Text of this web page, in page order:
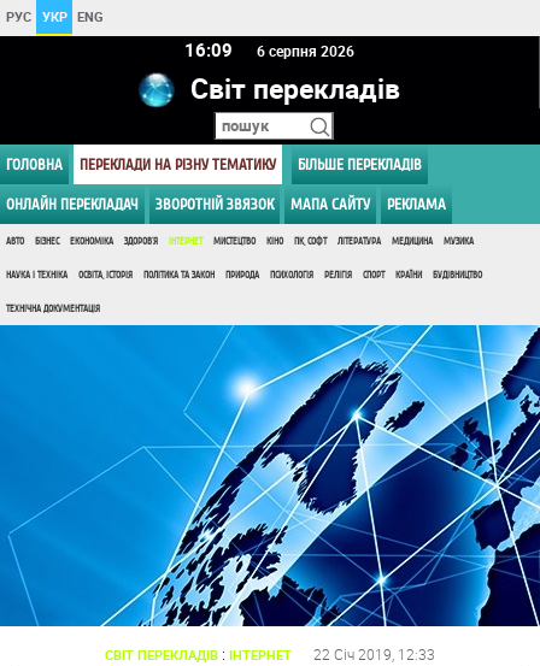
РУС УКР ENG
16:09 6 серпня 2026
Світ перекладів
ГОЛОВНА ПЕРЕКЛАДИ НА РІЗНУ ТЕМАТИКУ БІЛЬШЕ ПЕРЕКЛАДІВ
ОНЛАЙН ПЕРЕКЛАДАЧ ЗВОРОТНІЙ ЗВЯЗОК МАПА САЙТУ РЕКЛАМА
АВТО БІЗНЕС ЕКОНОМІКА ЗДОРОВ'Я ІНТЕРНЕТ МИСТЕЦТВО КІНО ПК, СОФТ ЛІТЕРАТУРА МЕДИЦИНА МУЗИКА
НАУКА І ТЕХНІКА ОСВІТА, ІСТОРІЯ ПОЛІТИКА ТА ЗАКОН ПРИРОДА ПСИХОЛОГІЯ РЕЛІГІЯ СПОРТ КРАЇНИ БУДІВНИЦТВО
ТЕХНІЧНА ДОКУМЕНТАЦІЯ
СВІТ ПЕРЕКЛАДІВ : ІНТЕРНЕТ 22 Січ 2019 , 12:33